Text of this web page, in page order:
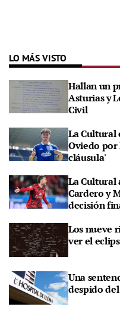
LO MÁS VISTO
Hallan un
Asturias y
Civil
La Cultural
Oviedo
cláusula'
La Cultural
Cardero y
decisión
Los nueve
ver el
Una
despido